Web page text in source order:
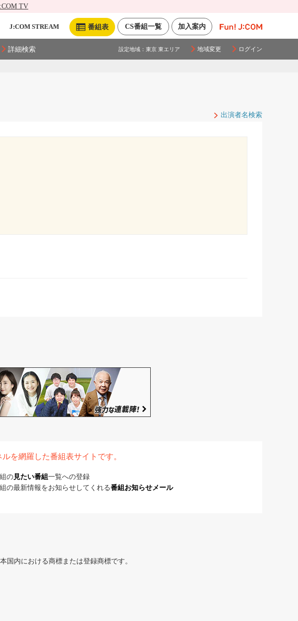
TV
加入案内
CS番組一覧
番組表
J:COM STREAM
詳細検索 設定地域： 東京 東エリア 地域変更 ログイン
出演者名検索
を網羅した番組表サイトです。
の見たい番組 一覧への登録
の最新情報をお知らせしてくれる番組お知らせメール
国内における商標または登録商標です。